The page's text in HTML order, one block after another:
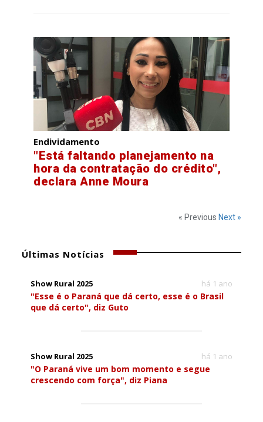
Endividamento
"Está faltando planejamento na
hora da contratação do crédito",
declara Anne Moura
« Previous Next »
Últimas Notícias
Show Rural 2025 há 1 ano
"Esse é o Paraná que dá certo, esse é o Brasil
que dá certo", diz Guto
Show Rural 2025 há 1 ano
"O Paraná vive um bom momento e segue
crescendo com força", diz Piana